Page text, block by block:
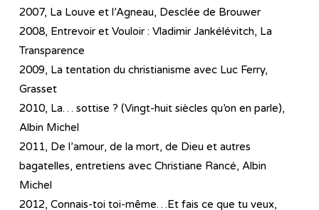
2007, La Louve et l’Agneau, Desclée de Brouwer
2008, Entrevoir et Vouloir : Vladimir Jankélévitch, La
Transparence
2009, La tentation du christianisme avec Luc Ferry,
Grasset
2010, La… sottise ? (Vingt-huit siècles qu’on en parle),
Albin Michel
2011, De l’amour, de la mort, de Dieu et autres
bagatelles, entretiens avec Christiane Rancé, Albin
Michel
2012, Connais-toi toi-même…Et fais ce que tu veux,